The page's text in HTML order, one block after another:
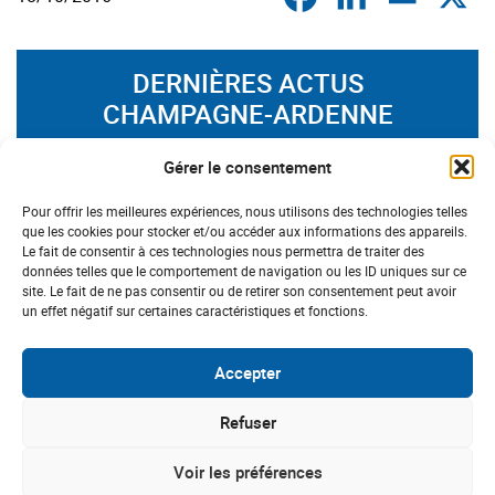
Gérer le consentement
Pour offrir les meilleures expériences, nous utilisons des technologies telles
que les cookies pour stocker et/ou accéder aux informations des appareils.
Le fait de consentir à ces technologies nous permettra de traiter des
données telles que le comportement de navigation ou les ID uniques sur ce
site. Le fait de ne pas consentir ou de retirer son consentement peut avoir
un effet négatif sur certaines caractéristiques et fonctions.
Accepter
Refuser
Voir les préférences
DERNIÈRES ACTUS
CHAMPAGNE-ARDENNE
CHAMPAGNE-ARDENNE